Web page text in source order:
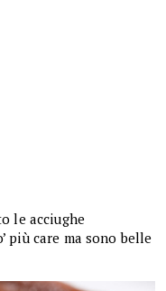
le acciughe
più care ma sono belle